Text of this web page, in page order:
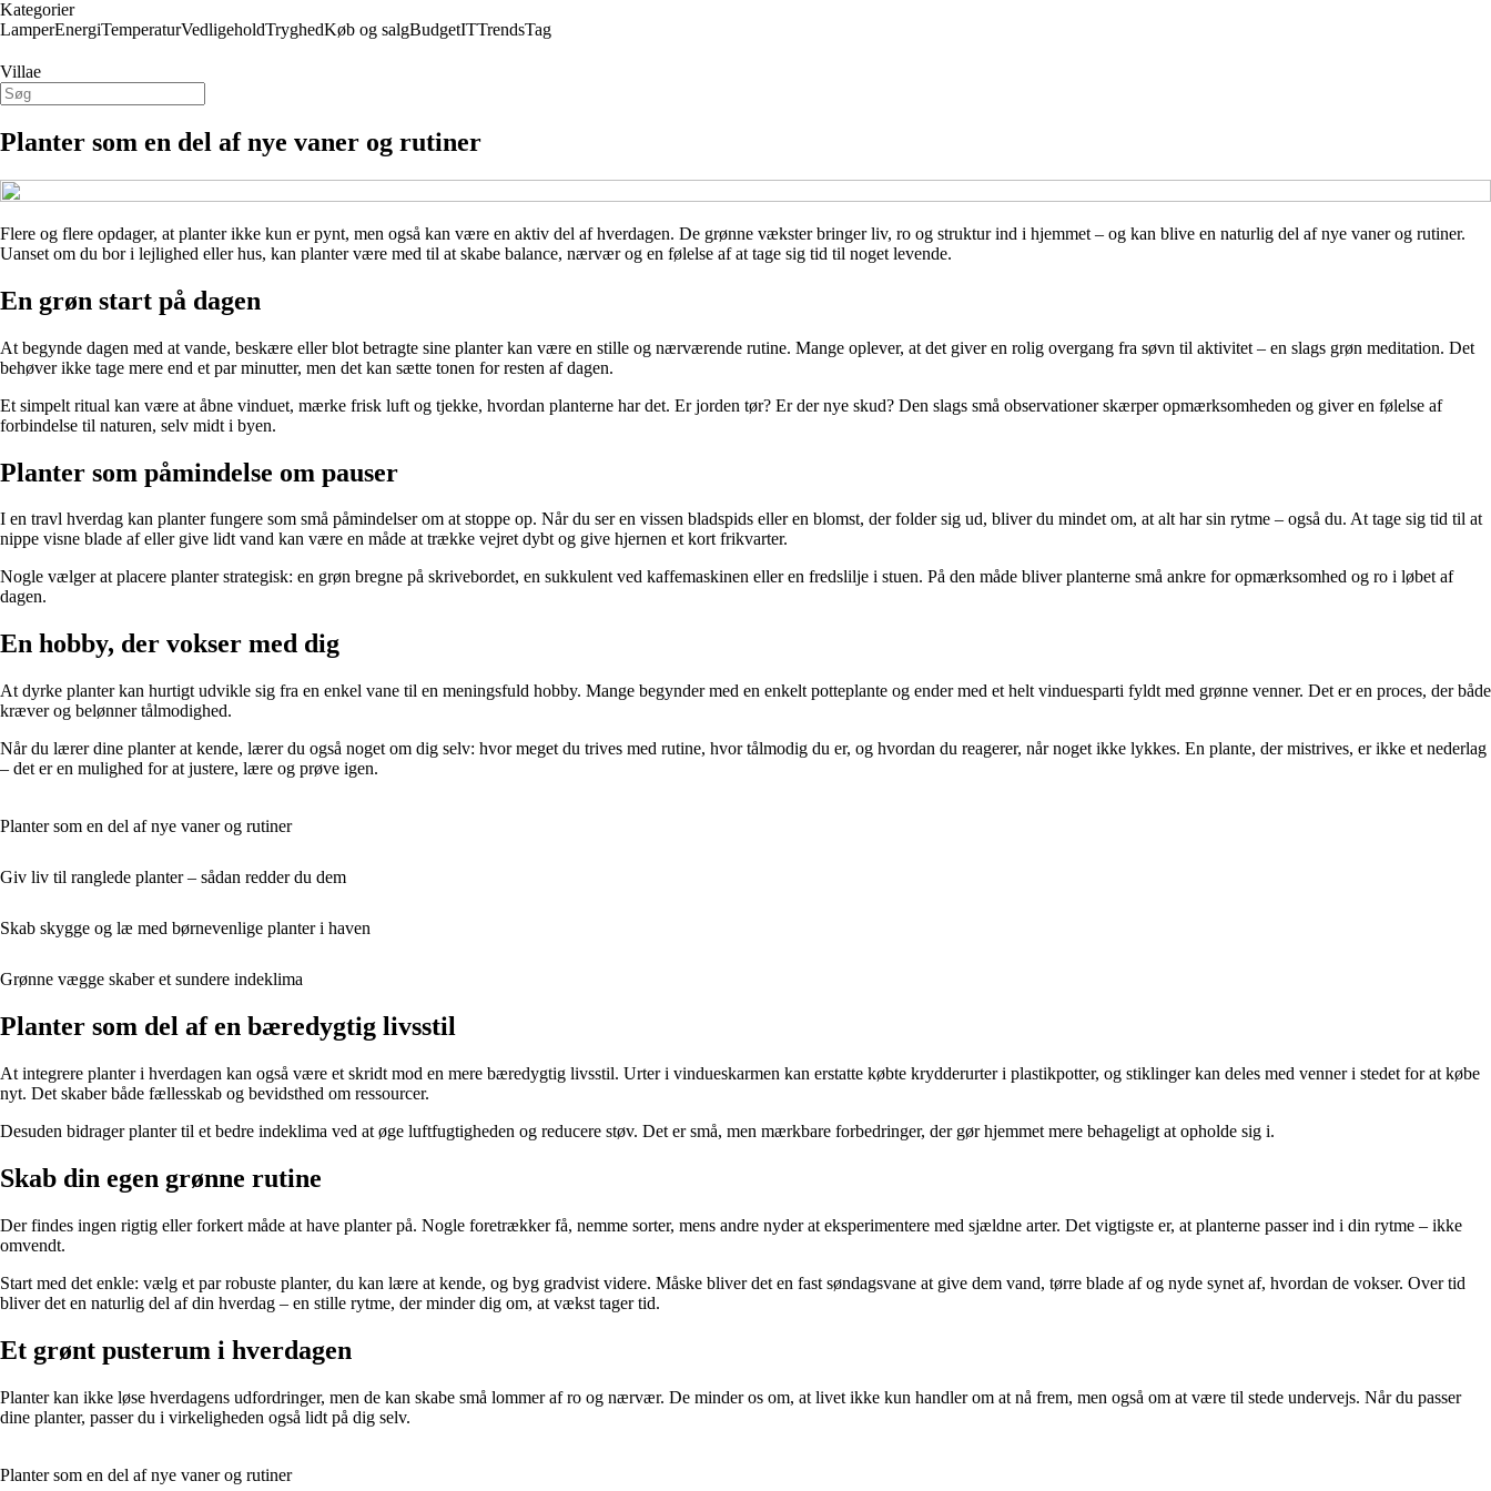
Kategorier
LamperEnergiTemperaturVedligeholdTryghedKøb og salgBudgetITTrendsTag
Villae
Planter som en del af nye vaner og rutiner
Flere og flere opdager, at planter ikke kun er pynt, men også kan være en aktiv del af hverdagen. De grønne vækster bringer liv, ro og struktur ind i hjemmet – og kan blive en naturlig del af nye vaner og rutiner.
Uanset om du bor i lejlighed eller hus, kan planter være med til at skabe balance, nærvær og en følelse af at tage sig tid til noget levende.
En grøn start på dagen
At begynde dagen med at vande, beskære eller blot betragte sine planter kan være en stille og nærværende rutine. Mange oplever, at det giver en rolig overgang fra søvn til aktivitet – en slags grøn meditation. Det
behøver ikke tage mere end et par minutter, men det kan sætte tonen for resten af dagen.
Et simpelt ritual kan være at åbne vinduet, mærke frisk luft og tjekke, hvordan planterne har det. Er jorden tør? Er der nye skud? Den slags små observationer skærper opmærksomheden og giver en følelse af
forbindelse til naturen, selv midt i byen.
Planter som påmindelse om pauser
I en travl hverdag kan planter fungere som små påmindelser om at stoppe op. Når du ser en vissen bladspids eller en blomst, der folder sig ud, bliver du mindet om, at alt har sin rytme – også du. At tage sig tid til at
nippe visne blade af eller give lidt vand kan være en måde at trække vejret dybt og give hjernen et kort frikvarter.
Nogle vælger at placere planter strategisk: en grøn bregne på skrivebordet, en sukkulent ved kaffemaskinen eller en fredslilje i stuen. På den måde bliver planterne små ankre for opmærksomhed og ro i løbet af
dagen.
En hobby, der vokser med dig
At dyrke planter kan hurtigt udvikle sig fra en enkel vane til en meningsfuld hobby. Mange begynder med en enkelt potteplante og ender med et helt vinduesparti fyldt med grønne venner. Det er en proces, der både
kræver og belønner tålmodighed.
Når du lærer dine planter at kende, lærer du også noget om dig selv: hvor meget du trives med rutine, hvor tålmodig du er, og hvordan du reagerer, når noget ikke lykkes. En plante, der mistrives, er ikke et nederlag
– det er en mulighed for at justere, lære og prøve igen.
Planter som en del af nye vaner og rutiner
Giv liv til ranglede planter – sådan redder du dem
Skab skygge og læ med børnevenlige planter i haven
Grønne vægge skaber et sundere indeklima
Planter som del af en bæredygtig livsstil
At integrere planter i hverdagen kan også være et skridt mod en mere bæredygtig livsstil. Urter i vindueskarmen kan erstatte købte krydderurter i plastikpotter, og stiklinger kan deles med venner i stedet for at købe
nyt. Det skaber både fællesskab og bevidsthed om ressourcer.
Desuden bidrager planter til et bedre indeklima ved at øge luftfugtigheden og reducere støv. Det er små, men mærkbare forbedringer, der gør hjemmet mere behageligt at opholde sig i.
Skab din egen grønne rutine
Der findes ingen rigtig eller forkert måde at have planter på. Nogle foretrækker få, nemme sorter, mens andre nyder at eksperimentere med sjældne arter. Det vigtigste er, at planterne passer ind i din rytme – ikke
omvendt.
Start med det enkle: vælg et par robuste planter, du kan lære at kende, og byg gradvist videre. Måske bliver det en fast søndagsvane at give dem vand, tørre blade af og nyde synet af, hvordan de vokser. Over tid
bliver det en naturlig del af din hverdag – en stille rytme, der minder dig om, at vækst tager tid.
Et grønt pusterum i hverdagen
Planter kan ikke løse hverdagens udfordringer, men de kan skabe små lommer af ro og nærvær. De minder os om, at livet ikke kun handler om at nå frem, men også om at være til stede undervejs. Når du passer
dine planter, passer du i virkeligheden også lidt på dig selv.
Planter som en del af nye vaner og rutiner